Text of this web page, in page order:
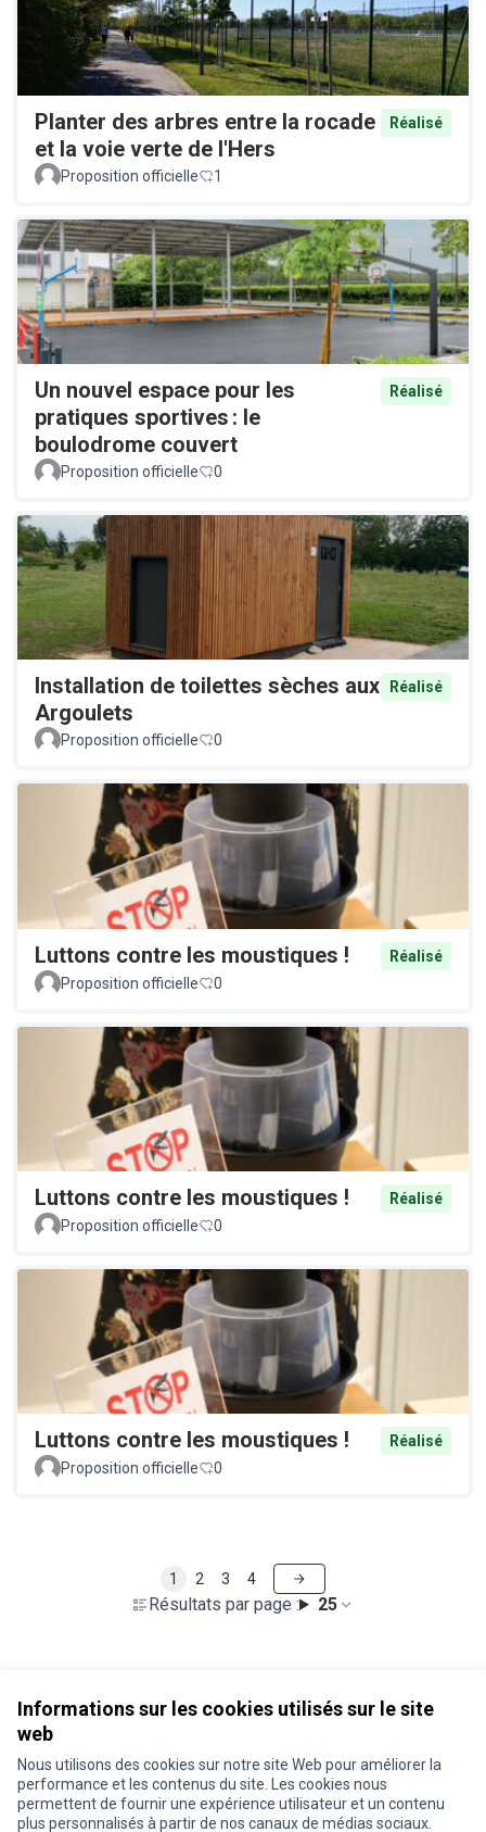
Informations sur les cookies utilisés sur le site
web
Nous utilisons des cookies sur notre site Web pour améliorer la
performance et les contenus du site. Les cookies nous
permettent de fournir une expérience utilisateur et un contenu
plus personnalisés à partir de nos canaux de médias sociaux.
Planter des arbres entre la rocade
et la voie verte de l'Hers
Réalisé
Proposition officielle 1
Un nouvel espace pour les
pratiques sportives : le
boulodrome couvert
Réalisé
Proposition officielle 0
Installation de toilettes sèches aux
Argoulets
Réalisé
Proposition officielle 0
Luttons contre les moustiques !
Réalisé
Proposition officielle
0
Luttons contre les moustiques !
Réalisé
Proposition officielle
0
Luttons contre les moustiques !
Réalisé
Proposition officielle
0
Résultats par page : 25
1 2 3 4
Conditions d'utilisation
Paramètres des cookies
Je participe ! sur X
Je participe ! sur Facebook
Je participe ! sur Instagram